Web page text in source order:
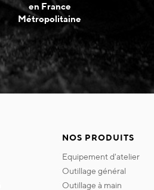
en France
Métropolitaine
NOS PRODUITS
equipement d'atelier
outillage général
outillage à main